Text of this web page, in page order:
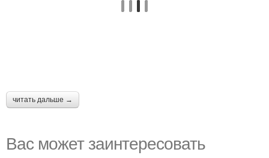
читать дальше →
Вас может заинтересовать